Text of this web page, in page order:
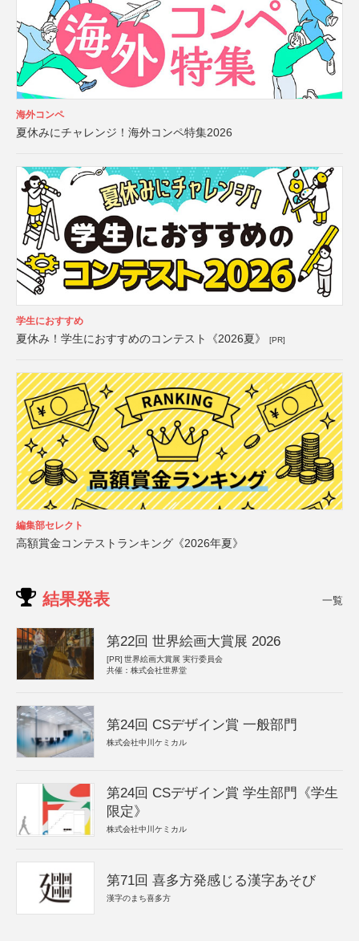
海外コンペ
夏休みにチャレンジ！海外コンペ特集2026
学生におすすめ
夏休み！学生におすすめのコンテスト《2026夏》 [PR]
編集部セレクト
高額賞金コンテストランキング《2026年夏》
結果発表 一覧
第22回 世界絵画大賞展 2026
[PR] 世界絵画大賞展 実行委員会
共催：株式会社世界堂
第24回 CSデザイン賞 一般部門
株式会社中川ケミカル
第24回 CSデザイン賞 学生部門《学生
限定》
株式会社中川ケミカル
第71回 喜多方発感じる漢字あそび
漢字のまち喜多方